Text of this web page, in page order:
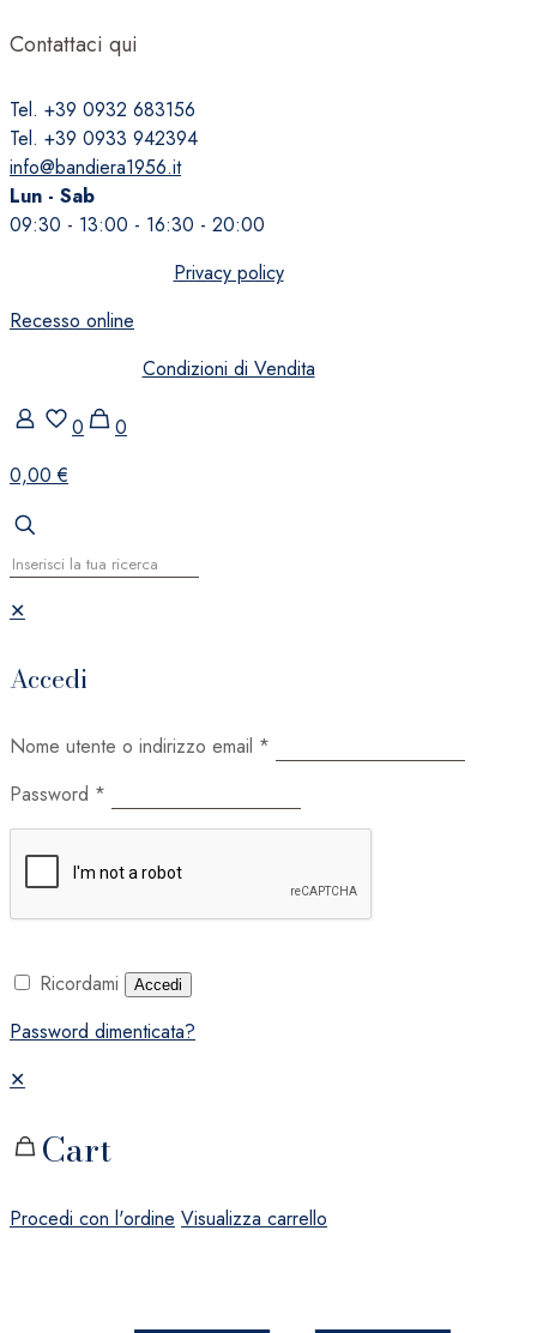
Contattaci qui
Tel. +39 0932 683156
Tel. +39 0933 942394
info@bandiera1956.it
Lun - Sab
09:30 - 13:00 - 16:30 - 20:00
Privacy policy
Recesso online
Condizioni di Vendita
0
0
0,00 €
✕
Accedi
Nome utente o indirizzo email *
Password *
Ricordami Accedi
Password dimenticata?
✕
Cart
Procedi con l'ordine Visualizza carrello